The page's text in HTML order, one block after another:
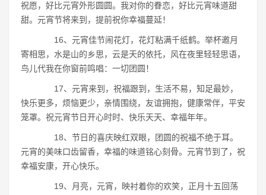
祝愿，好比元宵外形圆圆。我对你的眷恋，好比元宵味道甜
甜。元宵节将来到，提前祝你幸福蔓延！
16、元宵佳节闹花灯，花灯粘满千纸鹤。举杯邀月
寄相思，水是山的乡思，云是天的依托，风在夜里轻轻思语，
鸟儿代我在你窗前鸣唱：一切团圆！
17、元宵来到，祝福跟到，生活不易，知足最妙，
快乐更多，烦恼更少，亲情围绕，友谊拥抱，健康常伴，平安
笼罩。祝元宵节日开心时时、快乐天天、幸福年年。
18、节日的喜庆映红双眼，团圆的祝福不绝于耳。
元宵的美味口齿留香，幸福的味道铭心刻骨。元宵节到了，祝
幸福安康，开心快乐。
19、月亮，元宵，映衬着你的欢笑，正月十五回荡